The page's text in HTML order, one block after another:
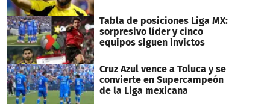
Tabla de posiciones Liga MX:
sorpresivo líder y cinco
equipos siguen invictos
Cruz Azul vence a Toluca y se
convierte en Supercampeón
de la Liga mexicana